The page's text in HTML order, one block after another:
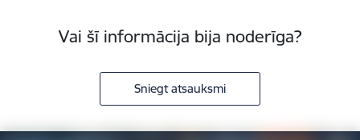
Vai šī informācija bija noderīga?
Sniegt atsauksmi